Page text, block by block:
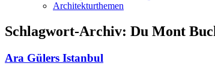
Architekturthemen
Schlagwort-Archiv: Du Mont
Ara Gülers Istanbul